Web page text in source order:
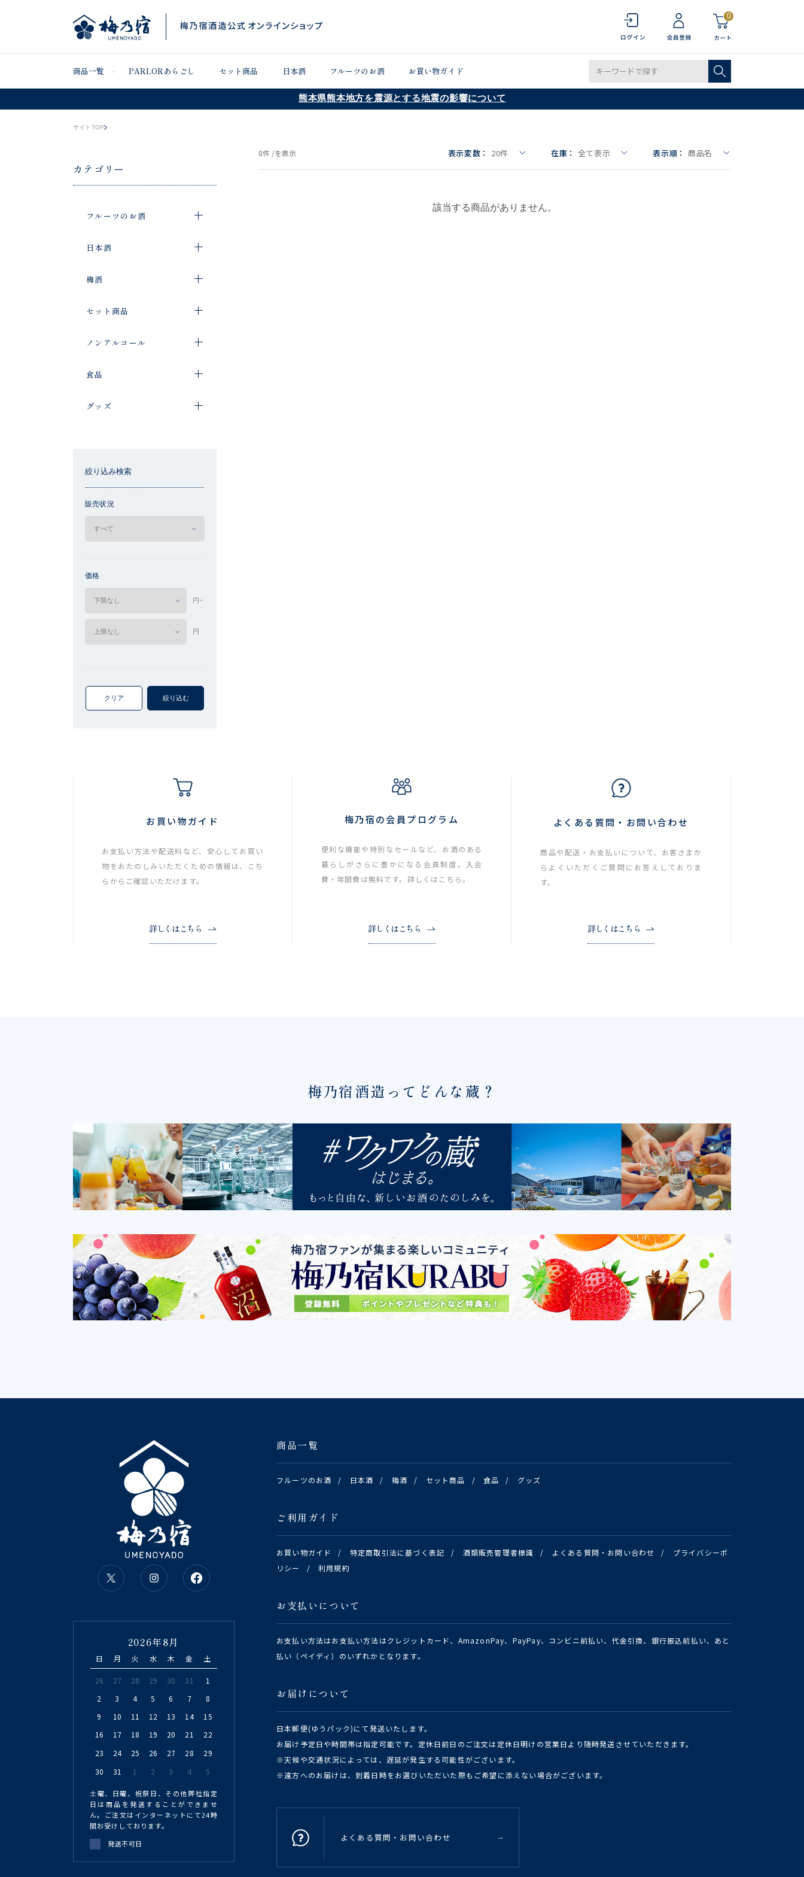
0
商品一覧 PARLORあらごし セット商品 日本酒 フルーツのお酒 お買い物ガイド
熊本県熊本地方を震源とする地震の影響について
サイトTOP
カテゴリー
フルーツのお酒
日本酒
梅酒
セット商品
ノンアルコール
食品
グッズ
絞り込み検索
販売状況
価格
円~
円
クリア 絞り込む
0件 /を表示 表示変数： 20件 在庫： 全て表示 表示順： 商品名
該当する商品がありません。
お買い物ガイド
お支払い方法や配送料など、安心してお買い
物をおたのしみいただくための情報は、こち
らからご確認いただけます。
詳しくはこちら
梅乃宿の会員プログラム
便利な機能や特別なセールなど、お酒のある
暮らしがさらに豊かになる会員制度。入会
費・年間費は無料です。詳しくはこちら。
詳しくはこちら
よくある質問・お問い合わせ
商品や配送・お支払いについて、お客さまか
らよくいただくご質問にお答えしておりま
す。
詳しくはこちら
梅乃宿酒造ってどんな蔵？
商品一覧
フルーツのお酒 / 日本酒 / 梅酒 / セット商品 / 食品 / グッズ
ご利用ガイド
お買い物ガイド / 特定商取引法に基づく表記 / 酒類販売管理者標識 / よくある質問・お問い合わせ /
プライバシーポ
リシー
/ 利用規約
お支払いについて
お支払い方法はお支払い方法はクレジットカード、AmazonPay、PayPay、コンビニ前払い、代金引換、銀行振込前払い、あと
払い（ペイディ）のいずれかとなります。
お届けについて
日本郵便(ゆうパック)にて発送いたします。
お届け予定日や時間帯は指定可能です。定休日前日のご注文は定休日明けの営業日より随時発送させていただきます。
※天候や交通状況によっては、遅延が発生する可能性がございます。
※遠方へのお届けは、到着日時をお選びいただいた際もご希望に添えない場合がございます。
よくある質問・お問い合わせ
2026年8月
日 月 火 水 木 金 土
26 27 28 29 30 31
1
2
3 4 5 6 7
8
9
10 11 12 13 14
15
16
17 18 19 20 21
22
23
24 25 26 27 28
29
30
31 1 2 3 4 5
土曜、日曜、祝祭日、その他弊社指定
日は商品を発送することができませ
ん。ご注文はインターネットにて24時
間お受けしております。
発送不可日